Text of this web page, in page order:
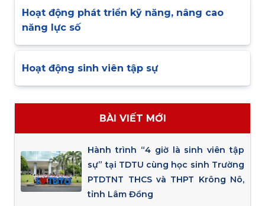
Hoạt động phát triển kỹ năng, nâng cao
năng lực số
Hoạt động sinh viên tập sự
BÀI VIẾT MỚI
Hành trình “4 giờ là sinh viên tập
sự” tại TDTU cùng học sinh Trường
PTDTNT THCS và THPT Krông Nô,
tỉnh Lâm Đồng